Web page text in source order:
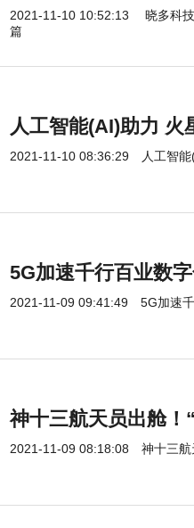
2021-11-10 10:52:13
晓多科
篇
人工智能(AI)助力 火
2021-11-10 08:36:29 人工智
5G加速千行百业数
2021-11-09 09:41:49 5G加速
神十三航天员出舱！
2021-11-09 08:18:08 神十三航